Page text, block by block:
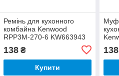
Ремінь для кухонного
комбайна Kenwood
RPP3M-270-6 KW663943
138₴
Купити
138